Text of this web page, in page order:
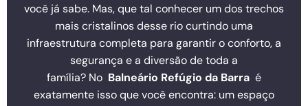
você já sabe. Mas, que tal conhecer um dos trechos
mais cristalinos desse rio curtindo uma
infraestrutura completa para garantir o conforto, a
segurança e a diversão de toda a
família? No Balneário Refúgio da Barra é
exatamente isso que você encontra: um espaço